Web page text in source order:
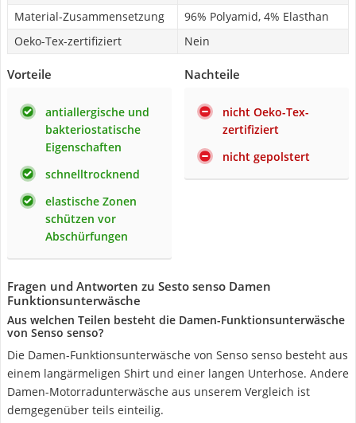
Material-Zusammensetzung
96% Polyamid, 4% Elasthan
Oeko-Tex-zertifiziert
Nein
Vorteile
antiallergische und
bakteriostatische
Eigenschaften
schnelltrocknend
elastische Zonen
schützen vor
Abschürfungen
Nachteile
nicht Oeko-Tex-
zertifiziert
nicht gepolstert
Fragen und Antworten zu Sesto senso Damen
Funktionsunterwäsche
Aus welchen Teilen besteht die Damen-Funktionsunterwäsche
von Senso senso?
Die Damen-Funktionsunterwäsche von Senso senso besteht aus
einem langärmeligen Shirt und einer langen Unterhose. Andere
Damen-Motorradunterwäsche aus unserem Vergleich ist
demgegenüber teils einteilig.